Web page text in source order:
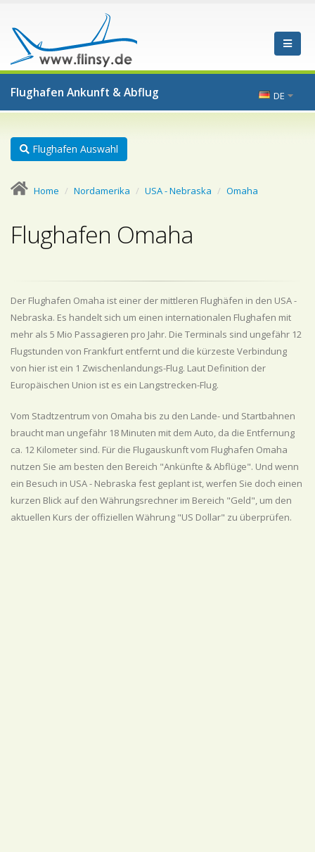
Flughafen Ankunft & Abflug DE
Flughafen Auswahl
Home Nordamerika USA - Nebraska Omaha
Flughafen Omaha
Der Flughafen Omaha ist einer der mittleren Flughäfen in den USA -
Nebraska. Es handelt sich um einen internationalen Flughafen mit
mehr als 5 Mio Passagieren pro Jahr. Die Terminals sind ungefähr 12
Flugstunden von Frankfurt entfernt und die kürzeste Verbindung
von hier ist ein 1 Zwischenlandungs-Flug. Laut Definition der
Europäischen Union ist es ein Langstrecken-Flug.
Vom Stadtzentrum von Omaha bis zu den Lande- und Startbahnen
braucht man ungefähr 18 Minuten mit dem Auto, da die Entfernung
ca. 12 Kilometer sind. Für die Flugauskunft vom Flughafen Omaha
nutzen Sie am besten den Bereich "Ankünfte & Abflüge". Und wenn
ein Besuch in USA - Nebraska fest geplant ist, werfen Sie doch einen
kurzen Blick auf den Währungsrechner im Bereich "Geld", um den
aktuellen Kurs der offiziellen Währung "US Dollar" zu überprüfen.